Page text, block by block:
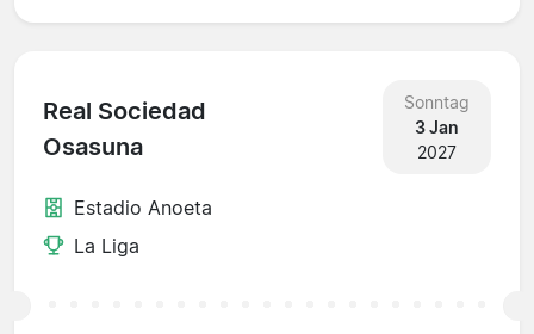
Real Sociedad
Osasuna
Sonntag
3 Jan
2027
Estadio Anoeta
La Liga